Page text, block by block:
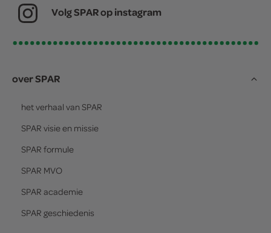
Volg SPAR op instagram
over SPAR
het verhaal van SPAR
SPAR visie en missie
SPAR formule
SPAR MVO
SPAR academie
SPAR geschiedenis